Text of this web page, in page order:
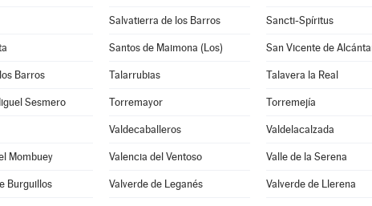
Salvatierra de los Barros Sancti-Spíritus
Santos de Maimona (Los) San Vicente de
Barros Talarrubias Talavera la Real
Sesmero Torremayor Torremejía
Valdecaballeros Valdelacalzada
Mombuey Valencia del Ventoso Valle de la Serena
Burguillos Valverde de Leganés Valverde de Llerena